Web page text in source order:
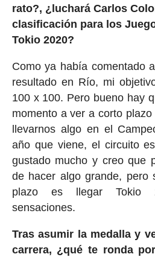
rato?, ¿luchará Carlos
clasificación para los
Tokio 2020?
Como ya había comentado
resultado en Río, mi
100 x 100. Pero bueno hay
momento a ver a corto
llevarnos algo en el
año que viene, el circuito
gustado mucho y creo que
de hacer algo grande, pero
plazo es llegar Tokio
sensaciones.
Tras asumir la medalla y
carrera, ¿qué te ronda